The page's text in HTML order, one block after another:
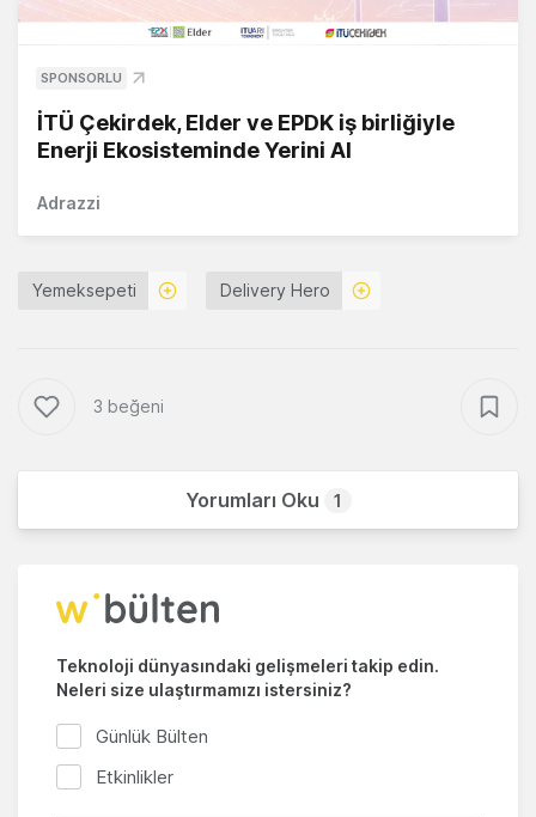
SPONSORLU
İTÜ Çekirdek, Elder ve EPDK iş birliğiyle
Enerji Ekosisteminde Yerini Al
Adrazzi
Yemeksepeti Delivery Hero
3 beğeni
Yorumları Oku 1
Teknoloji dünyasındaki gelişmeleri takip edin.
Neleri size ulaştırmamızı istersiniz?
Günlük Bülten
Etkinlikler